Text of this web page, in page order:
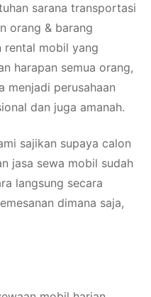
sarana transportasi
orang & barang
rental mobil yang
harapan semua orang,
menjadi perusahaan
dan juga amanah.
sajikan supaya calon
jasa sewa mobil sudah
langsung secara
dimana saja,